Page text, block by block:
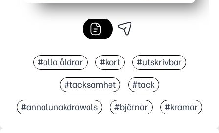
#alla åldrar #kort #utskrivbar
#tacksamhet #tack
#annalunakdrawals #björnar #kramar